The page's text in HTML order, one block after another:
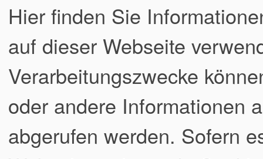
Hier finden Sie
auf dieser Webseite
Verarbeitungszwecke
oder andere Informationen
abgerufen werden. Sofern